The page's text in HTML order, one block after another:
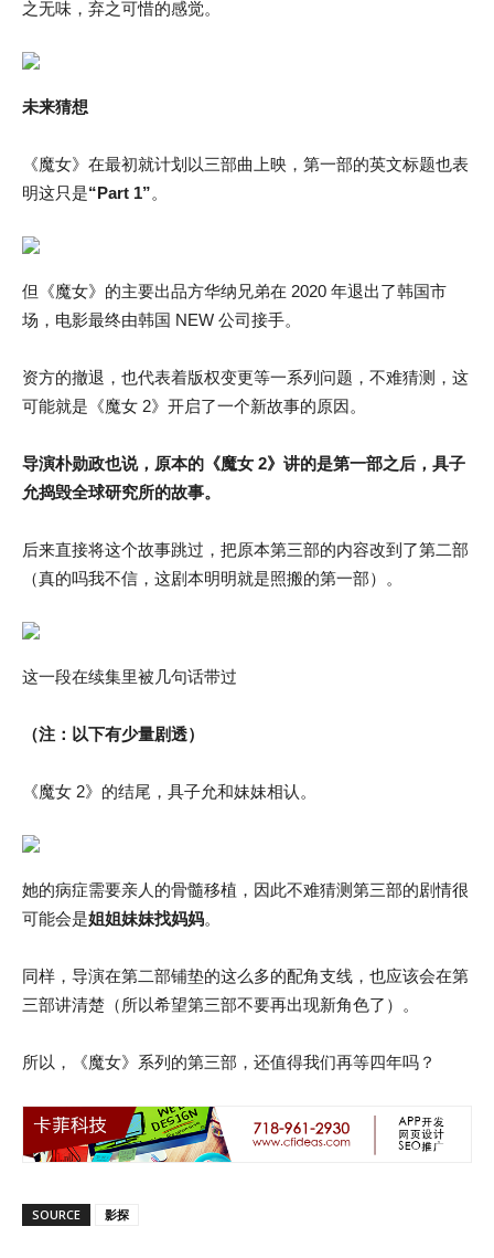
之无味，弃之可惜的感觉。
未来猜想
《魔女》在最初就计划以三部曲上映，第一部的英文标题也表
明这只是“Part 1”。
但《魔女》的主要出品方华纳兄弟在 2020 年退出了韩国市
场，电影最终由韩国 NEW 公司接手。
资方的撤退，也代表着版权变更等一系列问题，不难猜测，这
可能就是《魔女 2》开启了一个新故事的原因。
导演朴勋政也说，原本的《魔女 2》讲的是第一部之后，具子
允捣毁全球研究所的故事。
后来直接将这个故事跳过，把原本第三部的内容改到了第二部
（真的吗我不信，这剧本明明就是照搬的第一部）。
这一段在续集里被几句话带过
（注：以下有少量剧透）
《魔女 2》的结尾，具子允和妹妹相认。
她的病症需要亲人的骨髓移植，因此不难猜测第三部的剧情很
可能会是姐姐妹妹找妈妈。
同样，导演在第二部铺垫的这么多的配角支线，也应该会在第
三部讲清楚（所以希望第三部不要再出现新角色了）。
所以，《魔女》系列的第三部，还值得我们再等四年吗？
SOURCE 影探